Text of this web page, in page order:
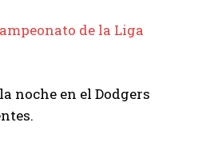
de la Liga
noche en el Dodgers